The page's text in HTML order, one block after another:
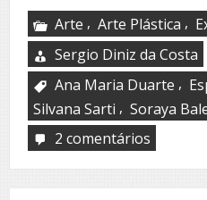
Arte , Arte Plástica ,
Sergio Diniz da Costa
Ana Maria Duarte ,
Silvana Sarti , Soraya
2 comentários
Poética